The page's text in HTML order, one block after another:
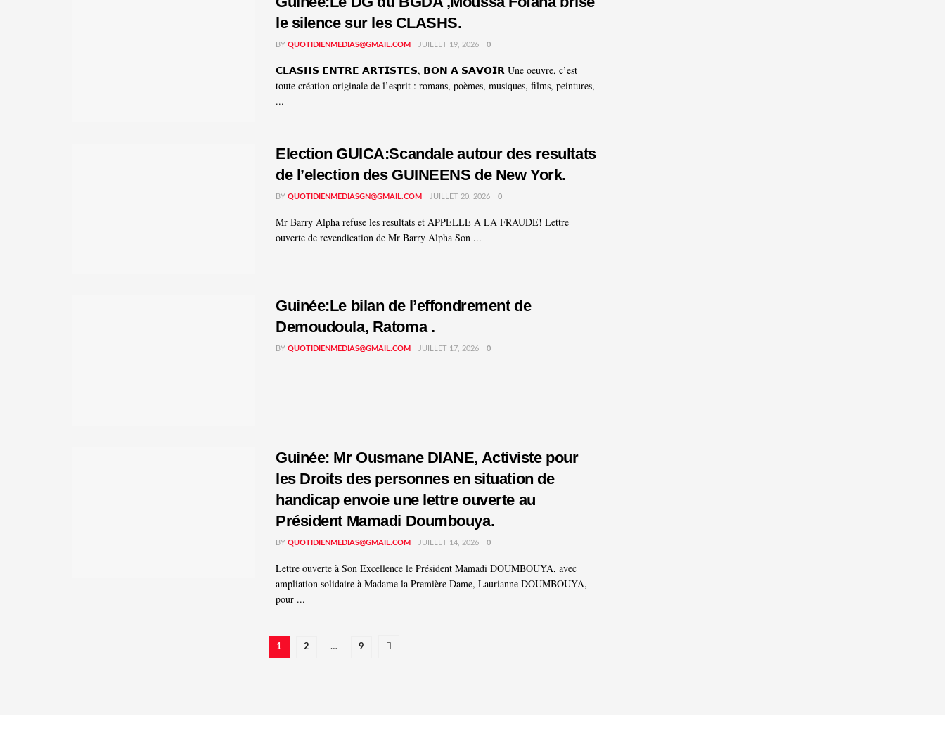
le silence sur les CLASHS.
BY QUOTIDIENMEDIAS@GMAIL.COM JUILLET 19, 2026 0
𝗖𝗟𝗔𝗦𝗛𝗦 𝗘𝗡𝗧𝗥𝗘 𝗔𝗥𝗧𝗜𝗦𝗧𝗘𝗦, 𝗕𝗢𝗡 𝗔 𝗦𝗔𝗩𝗢𝗜𝗥 Une oeuvre, c’est
toute création originale de l’esprit : romans, poèmes, musiques, films, peintures,
...
Election GUICA:Scandale autour des resultats
de l’election des GUINEENS de New York.
BY QUOTIDIENMEDIASGN@GMAIL.COM JUILLET 20, 2026 0
Mr Barry Alpha refuse les resultats et APPELLE A LA FRAUDE! Lettre
ouverte de revendication de Mr Barry Alpha Son ...
Guinée:Le bilan de l’effondrement de
Demoudoula, Ratoma .
BY QUOTIDIENMEDIAS@GMAIL.COM JUILLET 17, 2026 0
Guinée: Mr Ousmane DIANE, Activiste pour
les Droits des personnes en situation de
handicap envoie une lettre ouverte au
Président Mamadi Doumbouya.
BY QUOTIDIENMEDIAS@GMAIL.COM JUILLET 14, 2026 0
Lettre ouverte à Son Excellence le Président Mamadi DOUMBOUYA, avec
ampliation solidaire à Madame la Première Dame, Laurianne DOUMBOUYA,
pour ...
1 2 … 9